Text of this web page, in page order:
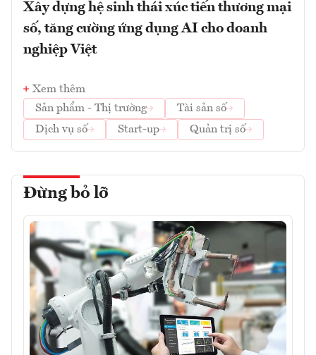
Xây dựng hệ sinh thái xúc tiến thương mại
số, tăng cường ứng dụng AI cho doanh
nghiệp Việt
Xem thêm
Sản phẩm - Thị trường
Tài sản số
Dịch vụ số
Start-up Quản trị số
Đừng bỏ lỡ